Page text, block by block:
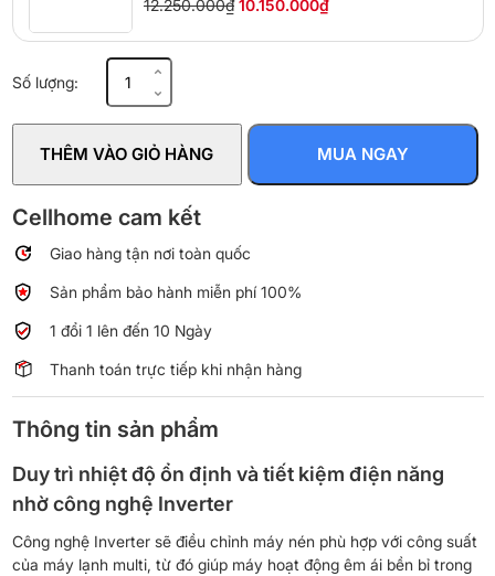
12.250.000₫ 10.150.000₫
Số lượng:lạnh
Inverter
1
AMNQ09GSJB0
số
THÊM VÀO GIỎ HÀNG MUA NGAY
Cellhome cam kết
Giao hàng tận nơi toàn quốc
Sản phẩm bảo hành miễn phí 100%
1 đổi 1 lên đến 10 Ngày
Thanh toán trực tiếp khi nhận hàng
Thông tin sản phẩm
Duy trì nhiệt độ ổn định và tiết kiệm điện năng
nhờ công nghệ Inverter
Công nghệ Inverter sẽ điều chỉnh máy nén phù hợp với công suất
của máy lạnh multi, từ đó giúp máy hoạt động êm ái bền bỉ trong